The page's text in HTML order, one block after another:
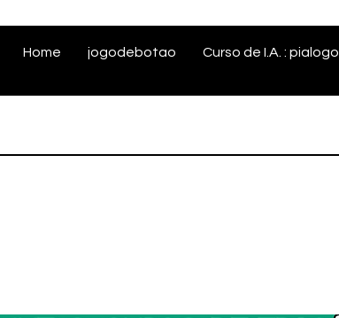
Home jogodebotao Curso de I.A. : pialogo